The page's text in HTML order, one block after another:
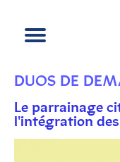
Témoignages
Actu
DUOS DE
Le parrainage
l'intégration